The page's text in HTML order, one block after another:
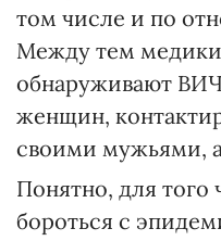
том числе и по
Между тем
обнаруживают
женщин,
своими мужьями,
Понятно, для
бороться с